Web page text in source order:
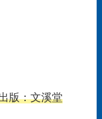
版：文溪堂